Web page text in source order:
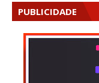
PUBLICIDADE